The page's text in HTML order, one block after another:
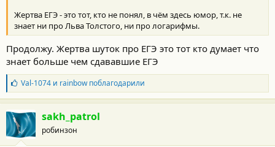
Жертва ЕГЭ - это тот, кто не понял, в чём здесь юмор, т.к. не
знает ни про Льва Толстого, ни про логарифмы.
Продолжу. Жертва шуток про ЕГЭ это тот кто думает что
знает больше чем сдававшие ЕГЭ
Б
л
а
г
о
д
а
Val-1074и rainbowпоблагодарили
sakh_patrol
робинзон